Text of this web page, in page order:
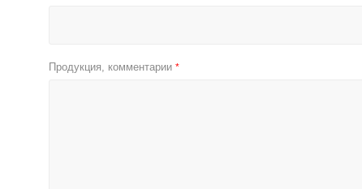
Продукция, комментарии *